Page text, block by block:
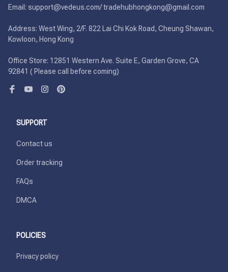
Email: support@vedeus.com/ tradehubhongkong@gmail.com
Address: West Wing, 2/F. 822 Lai Chi Kok Road, Cheung Shawan,
Kowloon, Hong Kong
Office Store: 12851 Western Ave. Suite E, Garden Grove, CA
92841 ( Please call before coming)
SUPPORT
Contact us
Order tracking
FAQs
DMCA
POLICIES
Privacy policy